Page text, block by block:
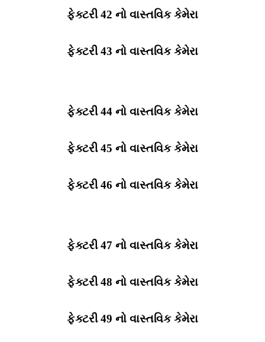
ફેક્ટરી 42 નો વાસ્તવિક કેમેરા
ફેક્ટરી 43 નો વાસ્તવિક કેમેરા
ફેક્ટરી 44 નો વાસ્તવિક કેમેરા
ફેક્ટરી 45 નો વાસ્તવિક કેમેરા
ફેક્ટરી 46 નો વાસ્તવિક કેમેરા
ફેક્ટરી 47 નો વાસ્તવિક કેમેરા
ફેક્ટરી 48 નો વાસ્તવિક કેમેરા
ફેક્ટરી 49 નો વાસ્તવિક કેમેરા